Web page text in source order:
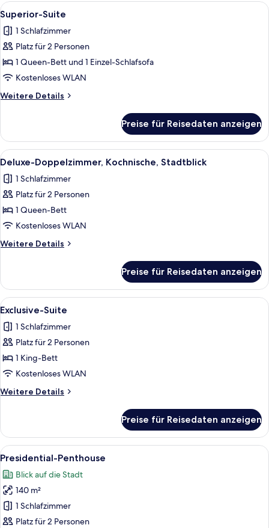
Alle
Fotos
für
Superior-
Suite
anzeigen
Ein modernes Schlafzimmer mit
5
Superior-Suite
1 Schlafzimmer
Platz für 2 Personen
1 Queen-Bett und 1 Einzel-Schlafsofa
Kostenloses WLAN
Weitere Details
Weitere
Suite
Preise für Reisedaten anzeigen
Alle
Fotos
für
Deluxe-
Doppelzimmer,
Kochnische,
Stadtblick
anzeigen
Ein geräumiges Schlafzimmer mit
5
Deluxe-Doppelzimmer, Kochnische, Stadtblick
1 Schlafzimmer
Platz für 2 Personen
1 Queen-Bett
Kostenloses WLAN
Weitere Details
Weitere
Doppelzimmer,
Kochnische,
Stadtblick
Preise für Reisedaten anzeigen
Alle
Fotos
für
Exclusive-
Suite
anzeigen
Ein modernes Hotelzimmer mit
5
Exclusive-Suite
1 Schlafzimmer
Platz für 2 Personen
1 King-Bett
Kostenloses WLAN
Weitere Details
Weitere
Suite
Preise für Reisedaten anzeigen
Alle
Fotos
für
Presidential-
Penthouse
anzeigen
Ein modernes Schlafzimmer mit
21
Presidential-Penthouse
Blick auf die Stadt
140 m²
1 Schlafzimmer
Platz für 2 Personen